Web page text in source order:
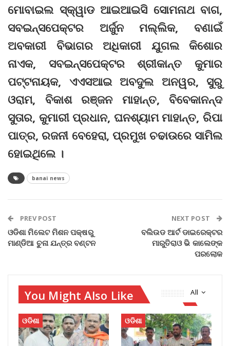
ମୋବାଇଲ ସ୍କ୍ୱାଡ ଆଇଆଇସି ସୋମନାଥ ବାଗ,
ସବଇନ୍ସପେକ୍ଟର ଅର୍ଜୁନ ମଲ୍ଲିକ, ବଣାଇଁ
ଅବକାରୀ ବିଭାଗର ଅଧିକାରୀ ଯୁଗଲ କିଶୋର
ନାଏକ, ସବଇନ୍ସପେକ୍ଟର ଶ୍ରୀକାନ୍ତ କୁମାର
ପଟ୍ଟନାୟକ, ଏଏସଆଇ ଅବଦୁଲ ଅନୱର, ସୁରୁ
ଓରାମ, ବିକାଶ ରଞ୍ଜନ ମାହାନ୍ତ, ବିବେକାନନ୍ଦ
ସୁତାର, କୁମାରୀ ପ୍ରଧାନ, ଘନଶ୍ୟାମ ମାହାନ୍ତ, ରିପା
ପାତ୍ର, ରଜନୀ ବେହେରା, ପ୍ରମୁଖ ଚଢାଉରେ ସାମିଲ
ହୋଇଥିଲେ ।
banai news
PREV POST
ଓଡିଶା ମିଲେଟ ମିଶନ ପକ୍ଷରୁ
ମାଣ୍ଡିଆ ଚୁନା ଯନ୍ତ୍ର ବଣ୍ଟନ
NEXT POST
ବଲିଉଡ ଆର୍ଟ ଡାଇରେକ୍ଟର
ମାରୁତିରାଓ ଭି କାଲେଙ୍କ
ପରଲୋକ
All
You Might Also Like
ଓଡିଶା ଓଡିଶା